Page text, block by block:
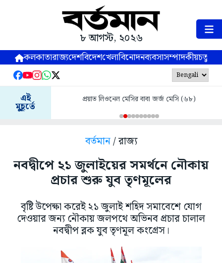
৮ আগস্ট, ২০২৬
কলকাতারাজ্যদেশবিদেশখেলাবিনোদনব্যবসাসম্পাদকীয়
এই
মুহূর্তে
প্রয়াত লিওনেল মেসির বাবা জর্জ মেসি (৬৮)
বর্তমান/ রাজ্য
নবদ্বীপে ২১ জুলাইয়ের সমর্থনে নৌকায়
প্রচার শুরু যুব তৃণমূলের
বৃষ্টি উপেক্ষা করেই ২১ জুলাই শহিদ সমাবেশে যোগ
দেওয়ার জন্য নৌকায় জলপথে অভিনব প্রচার চালাল
নবদ্বীপ ব্লক যুব তৃণমূল কংগ্রেস।